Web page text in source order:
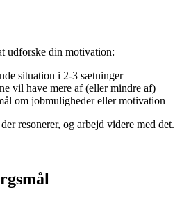
udforske din motivation:
situation i 2-3 sætninger
vil have mere af (eller mindre af)
om jobmuligheder eller motivation
resonerer, og arbejd videre med det.